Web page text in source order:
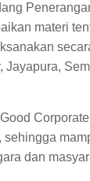
materi
Jayapura,
Corporate
dan